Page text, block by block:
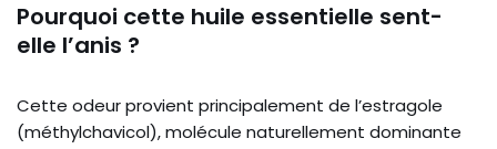
Pourquoi cette huile essentielle sent-
elle l’anis ?
Cette odeur provient principalement de l’estragole
(méthylchavicol), molécule naturellement dominante